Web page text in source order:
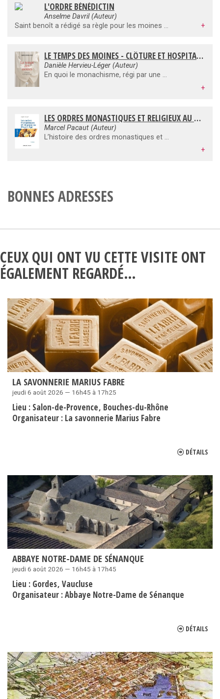
L'ORDRE BÉNÉDICTIN
Anselme Davril (Auteur)
Saint benoît a rédigé sa règle pour les moines au Mont-Cassin, en Italie centrale, dans le deuxième quart du VIe siècle. A la fin du siècle, son monastère est détruit par les Lombards et les moines dispersés. Pourtant le pape saint Grégoire le Grand va assurer la pérennité de l'oeuvre de Benoît en lui consacrant le livre II de ses Dialogues. Dans le courant du VIIe siècle des monastères se fondent en Gaule sous la Règle de saint Benoît d'Aniane, cette règle deviendra la règle unique des monastères d'Occident. Désormais ou pourra parler d'un ordre bénédictin, bien que cette nébuleuse de monastères, qui tous se réfèrent à la même règle, n'ait jamais reçu la structure juridique d'un ordre proprement dit.C'est l'histoire et l'état actuel de cet ordre qui nous sont présentés succintement ici.
+
LE TEMPS DES MOINES - CLÔTURE ET HOSPITALITÉ
Danièle Hervieu-Léger (Auteur)
En quoi le monachisme, régi par une Règle héritée des temps les plus anciens du christianisme, peut-il servir à penser les rapports entre le christianisme et la modernité contemporaine ? L’hypothèse de ce livre est que cette forme de vie communautaire à l’écart du monde, qui se donne pour l’anticipation du Royaume à venir, condense, à toutes les époques, les tensions et contradictions du rapport du christianisme à son environnement social, à travers les jeux qu’elle établit entre trois régimes de temps : temps de l’Église, temps du Royaume et temps de la société. Du rêve de la reconquête à la révolution œcuménique, de la réinvention de la communauté à l’utopie de l’hospitalité inconditionnelle, le monachisme est un lieu où s’écrit depuis près de deux siècles, à travers les compositions et recompositions des temps, la dramaturgie du christianisme contemporain.
+
LES ORDRES MONASTIQUES ET RELIGIEUX AU MOYEN ÂGE
Marcel Pacaut (Auteur)
L’histoire des ordres monastiques et religieux au Moyen Âge constitue un chapitre essentiel de l’histoire ecclésiastique et spirituelle de cette période, tellement il est éclatant que moines et religieux – Benoît, Colomban, François d’Assise, Dominique – n’ont cessé de tenir une place importante dans l’Église et d’y exercer une influence durable. Elle permet de plus d’éclairer la question de la vocation religieuse et de voir comment, selon les temps et les hommes, on a donné à celle-ci le sens d’une fuite totale du monde ou d’une préparation spirituelle à l’action. Mais cette histoire déborde de beaucoup le seul cadre religieux, car c’est en tous domaines que les moines ont joué un rôle éminent, aussi bien dans le secteur de la pensée et de l’art que dans celui des institutions, des économies et des techniques.
+
BONNES ADRESSES
CEUX QUI ONT VU CETTE VISITE ONT
ÉGALEMENT REGARDÉ…
LA SAVONNERIE MARIUS FABRE
jeudi 6 août 2026 — 16h45 à 17h25
Lieu : Salon-de-Provence Bouches-du-Rhône
Organisateur : La savonnerie Marius Fabre
DÉTAILS
ABBAYE NOTRE-DAME DE SÉNANQUE
jeudi 6 août 2026 — 16h45 à 17h45
Lieu : Gordes Vaucluse
Organisateur :Abbaye Notre-Dame de Sénanque
DÉTAILS